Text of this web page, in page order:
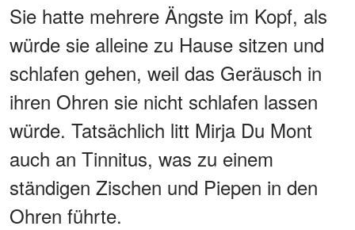
Sie hatte mehrere Ängste im Kopf, als
würde sie alleine zu Hause sitzen und
schlafen gehen, weil das Geräusch in
ihren Ohren sie nicht schlafen lassen
würde. Tatsächlich litt Mirja Du Mont
auch an Tinnitus, was zu einem
ständigen Zischen und Piepen in den
Ohren führte.